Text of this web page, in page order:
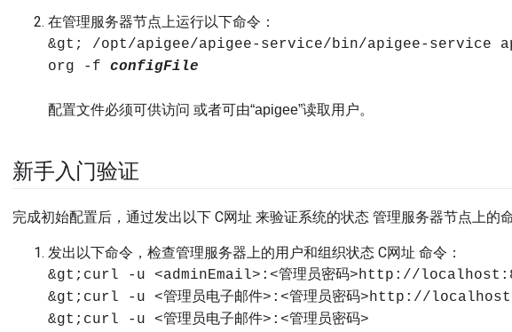
在管理服务器节点上运行以下命令：
&gt; /opt/apigee/apigee-service/bin/apigee-service
org -f configFile
配置文件必须可供访问 或者可由“apigee”读取用户。
新手入门验证
完成初始配置后，通过发出以下 C网址 来验证系统的状态 管理服务器节点上的
发出以下命令，检查管理服务器上的用户和组织状态 C网址 命令：
&gt;curl -u <adminEmail>:<管理员密码>http://
&gt;curl -u <管理员电子邮件>:<管理员密码>http://
&gt;curl -u <管理员电子邮件>:<管理员密码>